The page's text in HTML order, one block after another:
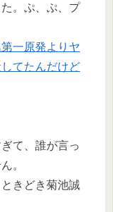
。ぷ、ぷ、プ
一原発よりヤ
てたんだけど
て、誰が言っ
。
きどき菊池誠